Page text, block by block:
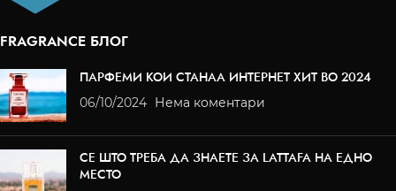
FRAGRANCE БЛОГ
ПАРФЕМИ КОИ СТАНАА ИНТЕРНЕТ ХИТ ВО 2024
06/10/2024 Нема коментари
СЕ ШТО ТРЕБА ДА ЗНАЕТЕ ЗА LATTAFA НА ЕДНО
МЕСТО